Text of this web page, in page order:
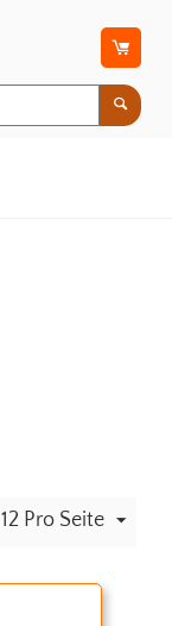
12 Pro Seite